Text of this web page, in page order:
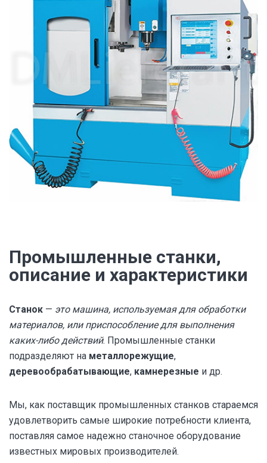
Промышленные станки,
описание и характеристики
Станок — это машина, используемая для обработки
материалов, или приспособление для выполнения
каких-либо действий. Промышленные станки
подразделяют на металлорежущие,
деревообрабатывающие, камнерезные и др.
Мы, как поставщик промышленных станков стараемся
удовлетворить самые широкие потребности клиента,
поставляя самое надежно станочное оборудование
известных мировых производителей.